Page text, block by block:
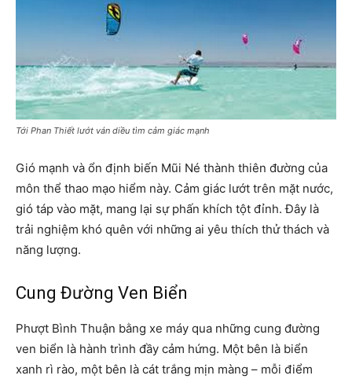
Tới Phan Thiết lướt ván diều tìm cảm giác mạnh
Gió mạnh và ổn định biến Mũi Né thành thiên đường của
môn thể thao mạo hiểm này. Cảm giác lướt trên mặt nước,
gió táp vào mặt, mang lại sự phấn khích tột đỉnh. Đây là
trải nghiệm khó quên với những ai yêu thích thử thách và
năng lượng.
Cung Đường Ven Biển
Phượt Bình Thuận bằng xe máy qua những cung đường
ven biển là hành trình đầy cảm hứng. Một bên là biển
xanh rì rào, một bên là cát trắng mịn màng – mỗi điểm